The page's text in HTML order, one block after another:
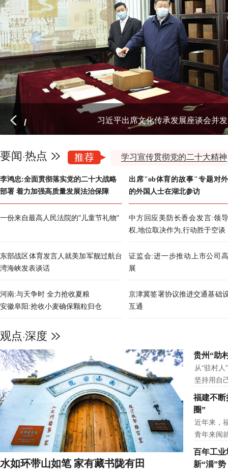
习近平出席文化传承发展座谈会并
/
要闻·热点 学习宣传贯彻党的二十大精神
李鸿忠:全面贯彻落实党的二十大战略
部署 着力加强高质量发展法治保障
出席"ob体育的故事"专题对
的外国人士在湖北参访
一份来自最高人民法院的"儿童节礼物"
中方回应美防长香会发言:领
权,地位取决作为,行动胜于空谈
东部战区体育发言人就美加军舰过航台
湾海峡发表谈话
证监会:进一步推动上市公司
展
河南:与天争时 全力抢收夏粮
安徽阜阳:抢收小麦确保颗粒归仓
京津冀签署协议推进交通基础
互通
观点·深度
水如环带山如笔 家有藏书陇有田
贵州“助
从“驻村
坚持用自
福建不断
圈”
近年来，
青年来闽
百年工业
新“淄”势